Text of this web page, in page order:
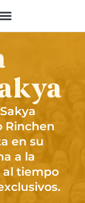
Rinchen
en su
a la
tiempo